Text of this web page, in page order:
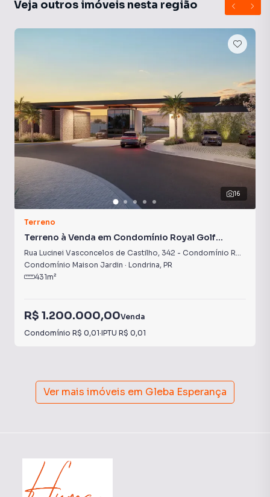
comuns, rede elétrica subterrânea, plantio de uma árvore
Veja outros imóveis nesta região
16
Terreno
Terreno à Venda em Condomínio Royal Golf
Residence
Rua Lucinei Vasconcelos de Castilho, 342 - Condomínio Royal Golf Residence
Condomínio Maison Jardin · Londrina, PR
431m²
R$ 1.200.000,00Venda
Condomínio R$ 0,01·IPTU R$ 0,01
Ver mais imóveis em Gleba Esperança